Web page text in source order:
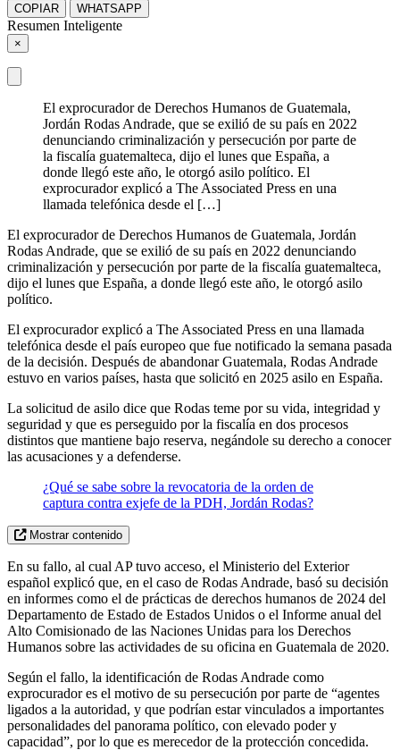
COPIAR WHATSAPP
Resumen Inteligente
×
El exprocurador de Derechos Humanos de Guatemala,
Jordán Rodas Andrade, que se exilió de su país en 2022
denunciando criminalización y persecución por parte de
la fiscalía guatemalteca, dijo el lunes que España, a
donde llegó este año, le otorgó asilo político. El
exprocurador explicó a The Associated Press en una
llamada telefónica desde el […]
El exprocurador de Derechos Humanos de Guatemala, Jordán
Rodas Andrade, que se exilió de su país en 2022 denunciando
criminalización y persecución por parte de la fiscalía guatemalteca,
dijo el lunes que España, a donde llegó este año, le otorgó asilo
político.
El exprocurador explicó a The Associated Press en una llamada
telefónica desde el país europeo que fue notificado la semana pasada
de la decisión. Después de abandonar Guatemala, Rodas Andrade
estuvo en varios países, hasta que solicitó en 2025 asilo en España.
La solicitud de asilo dice que Rodas teme por su vida, integridad y
seguridad y que es perseguido por la fiscalía en dos procesos
distintos que mantiene bajo reserva, negándole su derecho a conocer
las acusaciones y a defenderse.
¿Qué se sabe sobre la revocatoria de la orden de
captura contra exjefe de la PDH, Jordán Rodas?
Mostrar contenido
En su fallo, al cual AP tuvo acceso, el Ministerio del Exterior
español explicó que, en el caso de Rodas Andrade, basó su decisión
en informes como el de prácticas de derechos humanos de 2024 del
Departamento de Estado de Estados Unidos o el Informe anual del
Alto Comisionado de las Naciones Unidas para los Derechos
Humanos sobre las actividades de su oficina en Guatemala de 2020.
Según el fallo, la identificación de Rodas Andrade como
exprocurador es el motivo de su persecución por parte de “agentes
ligados a la autoridad, y que podrían estar vinculados a importantes
personalidades del panorama político, con elevado poder y
capacidad”, por lo que es merecedor de la protección concedida.